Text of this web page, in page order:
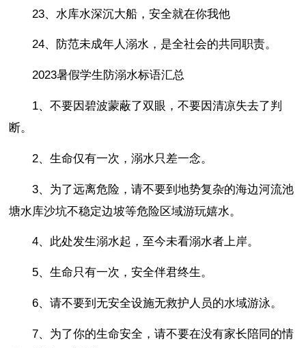
23、水库水深沉大船，安全就在你我他
24、防范未成年人溺水，是全社会的共同职责。
2023暑假学生防溺水标语汇总
1、不要因碧波蒙蔽了双眼，不要因清凉失去了判
断。
2、生命仅有一次，溺水只差一念。
3、为了远离危险，请不要到地势复杂的海边河流池
塘水库沙坑不稳定边坡等危险区域游玩嬉水。
4、此处发生溺水起，至今未看溺水者上岸。
5、生命只有一次，安全伴君终生。
6、请不要到无安全设施无救护人员的水域游泳。
7、为了你的生命安全，请不要在没有家长陪同的情